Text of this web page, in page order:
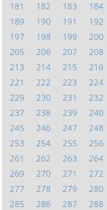
181
182 183 184
189
190 191 192
197
198 199 200
205
206 207 208
213
214 215 216
221
222 223 224
229
230 231 232
237
238 239 240
245
246 247 248
253
254 255 256
261
262 263 264
269
270 271 272
277
278 279 280
285
286 287 288